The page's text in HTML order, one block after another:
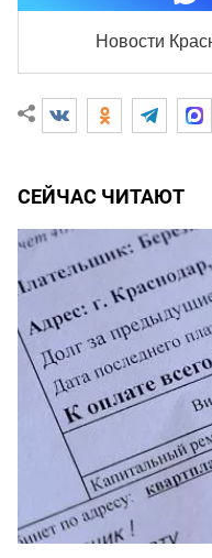
Новости
СЕЙЧАС ЧИТАЮТ